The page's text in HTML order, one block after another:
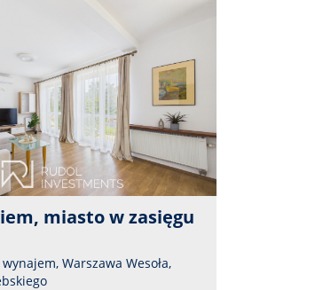
spacerów, biegania
Warszawa Wesoła,